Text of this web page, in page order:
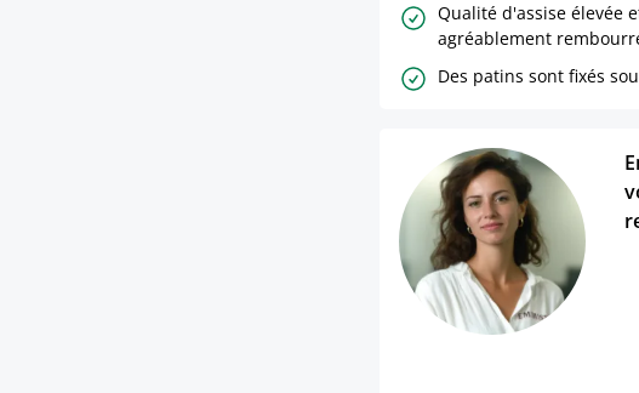
Qualité d'assise élevée
agréablement
Des patins sont fixés